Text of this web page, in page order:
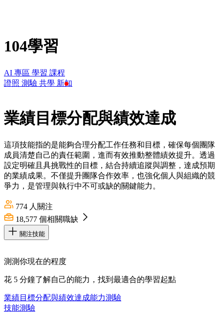
104學習
AI 專區 學習 課程
證照 測驗 共學 新知
業績目標分配與績效達成
這項技能指的是能夠合理分配工作任務和目標，確保每個團隊
成員清楚自己的責任範圍，進而有效推動整體績效提升。透過
設定明確且具挑戰性的目標，結合持續追蹤與調整，達成預期
的業績成果。不僅提升團隊合作效率，也強化個人與組織的競
爭力，是管理與執行中不可或缺的關鍵能力。
774 人關注
18,577 個相關職缺
關注技能
測測你現在的程度
花 5 分鐘了解自己的能力，找到最適合的學習起點
業績目標分配與績效達成能力測驗
技能測驗